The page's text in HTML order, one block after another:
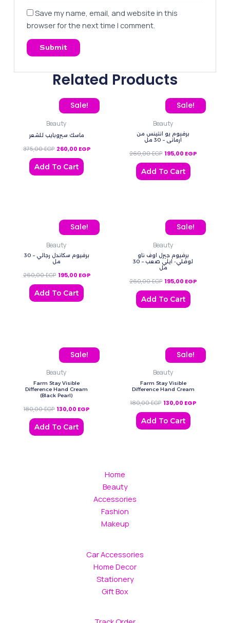
Save my name, email, and website in this
browser for the next time I comment.
Related Products
Sale!
Beauty
ماسك سيروبايب للشعر
375,00EGP
Original price was: 375,00 EGP.
260,00 EGP
Current price is: 260,00 EGP.
Add To Cart
Sale!
Beauty
برفيوم يو انتينس من
ارماني – 30 مل
260,00EGP
Original price was:
195,00 EGP
Current
Add To Cart
Sale!
Beauty
برفيوم سكاندل رجالي – 30
مل
260,00EGP
Original price was: 260,00 EGP.
195,00 EGP
Current price is: 195,00 EGP.
Add To Cart
Sale!
Beauty
برفيوم جيرل اوف ناو
لوفلي- ايلي صعب – 30
مل
260,00EGP
Original price was:
195,00 EGP
Current
Add To Cart
Sale!
Beauty
Farm Stay Visible
Difference Hand Cream
(Black Pearl)
180,00EGP
Original price was: 180,00 EGP.
130,00 EGP
Current price is: 130,00 EGP.
Add To Cart
Sale!
Beauty
Farm Stay Visible
Difference Hand Cream
180,00EGP
Original price was:
130,00 EGP
Current
Add To Cart
Home
Beauty
Accessories
Fashion
Makeup
Car Accessories
Home Decor
Stationery
Gift Box